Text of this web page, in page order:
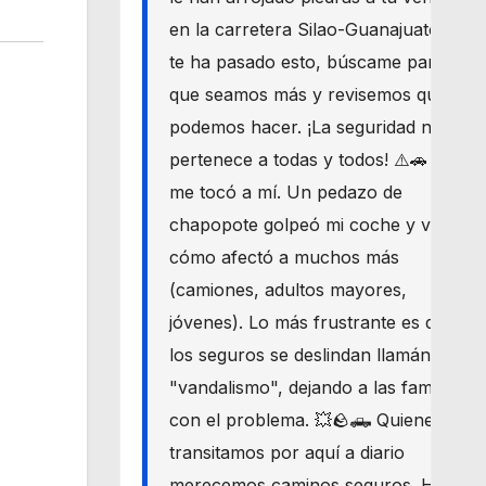
en la carretera Silao-Guanajuato? Si
te ha pasado esto, búscame para
que seamos más y revisemos qué
podemos hacer. ¡La seguridad nos
pertenece a todas y todos! ⚠️🚗 Hoy
me tocó a mí. Un pedazo de
chapopote golpeó mi coche y vi
cómo afectó a muchos más
(camiones, adultos mayores,
jóvenes). Lo más frustrante es que
los seguros se deslindan llamándolo
"vandalismo", dejando a las familias
con el problema. 💥🪨🛻 Quienes
transitamos por aquí a diario